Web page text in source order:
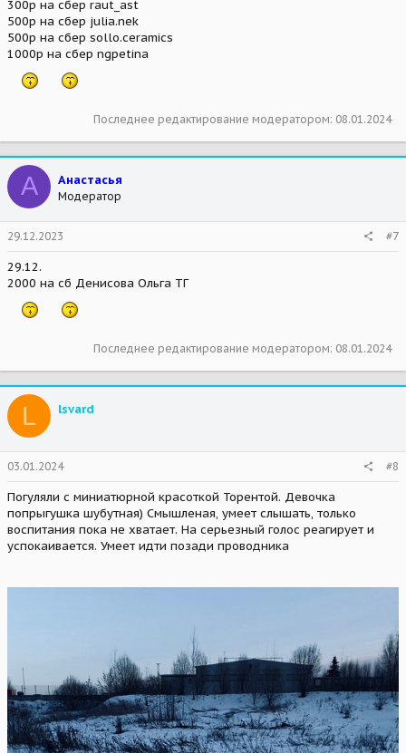
300р на сбер raut_ast
500р на сбер julia.nek
500р на сбер sollo.ceramics
1000р на сбер ngpetina
Последнее редактирование модератором: 08.01.2024
А Анастасья
Модератор
29.12.2023 #7
29.12.
2000 на сб Денисова Ольга ТГ
Последнее редактирование модератором: 08.01.2024
L lsvard
03.01.2024 #8
Погуляли с миниатюрной красоткой Торентой. Девочка
попрыгушка шубутная) Смышленая, умеет слышать, только
воспитания пока не хватает. На серьезный голос реагирует и
успокаивается. Умеет идти позади проводника